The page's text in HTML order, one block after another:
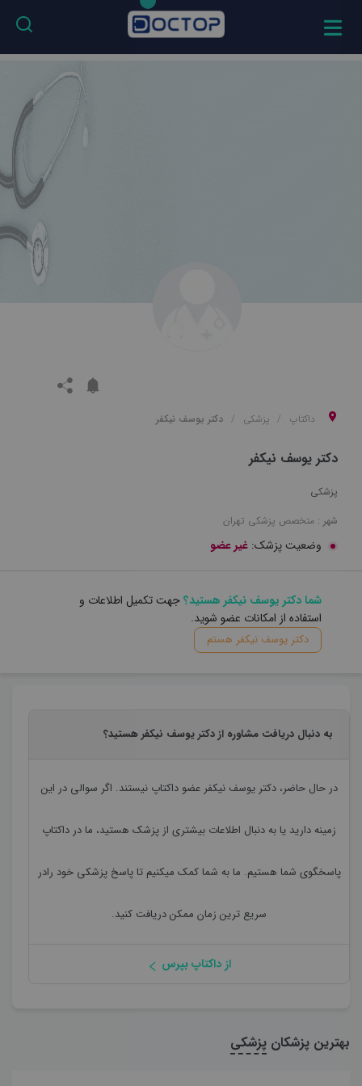
داکتاپ پزشکی دکتر یوسف نیکفر
دکتر یوسف نیکفر
پزشکی
شهر : متخصص پزشکی تهران
وضعیت پزشک: غیر عضو
شما دکتر یوسف نیکفر هستید؟جهت تکمیل اطلاعات و
استفاده از امکانات عضو شوید.
دکتر یوسف نیکفر هستم
به دنبال دریافت مشاوره از دکتر یوسف نیکفر هستید؟
در حال حاضر،دکتر یوسف نیکفرعضو داکتاپ نیستند. اگر سوالی در این
زمینه دارید یا به دنبال اطلاعات بیشتری از پزشک هستید، ما در داکتاپ
پاسخگوی شما هستیم. ما به شما کمک میکنیم تا پاسخ پزشکی خود رادر
سریع ترین زمان ممکن دریافت کنید.
از داکتاپ بپرس
بهترین پزشکان پزشکی